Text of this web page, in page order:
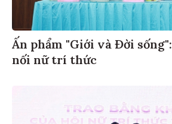
Ấn phẩm "Giới và Đời
nối nữ trí thức